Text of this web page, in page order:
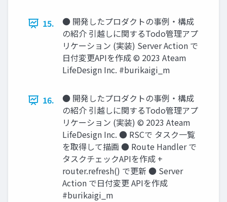
15.
● 開発したプロダクトの事例‧構成
の紹介 引越しに関するTodo管理アプ
リケーション (実装) Server Action で
⽇付変更APIを作成 © 2023 Ateam
LifeDesign Inc. #burikaigi_m
16.
● 開発したプロダクトの事例‧構成
の紹介 引越しに関するTodo管理アプ
リケーション (実装) © 2023 Ateam
LifeDesign Inc. ● RSCで タスク⼀覧
を取得して描画 ● Route Handler で
タスクチェックAPIを作成 +
router.refresh() で更新 ● Server
Action で⽇付変更 APIを作成
#burikaigi_m